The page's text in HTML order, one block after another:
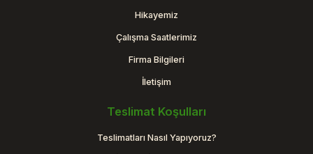
Hikayemiz
Çalışma Saatlerimiz
Firma Bilgileri
İletişim
Teslimat Koşulları
Teslimatları Nasıl Yapıyoruz?